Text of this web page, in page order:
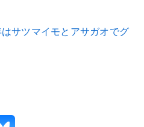
サツマイモとアサガオでグ